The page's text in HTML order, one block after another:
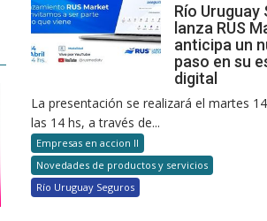
Río Uruguay
lanza RUS
anticipa un
paso en su
digital
La presentación se realizará el martes
las 14 hs, a través de...
Empresas en accion II
Novedades de productos y servicios
Río Uruguay Seguros